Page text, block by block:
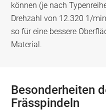
können (je nach
Drehzahl von 12.320 1/
so für eine bessere
Material.
Besonderheiten
Frässpindeln